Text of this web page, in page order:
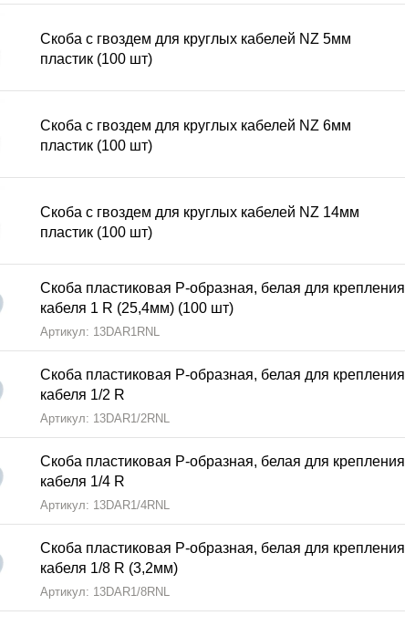
Скоба с гвоздем для круглых кабелей NZ 5мм
пластик (100 шт)
Скоба с гвоздем для круглых кабелей NZ 6мм
пластик (100 шт)
Скоба с гвоздем для круглых кабелей NZ 14мм
пластик (100 шт)
Скоба пластиковая Р-образная, белая для крепления
кабеля 1 R (25,4мм) (100 шт)
Артикул: 13DAR1RNL
Скоба пластиковая Р-образная, белая для крепления
кабеля 1/2 R
Артикул: 13DAR1/2RNL
Скоба пластиковая Р-образная, белая для крепления
кабеля 1/4 R
Артикул: 13DAR1/4RNL
Скоба пластиковая Р-образная, белая для крепления
кабеля 1/8 R (3,2мм)
Артикул: 13DAR1/8RNL